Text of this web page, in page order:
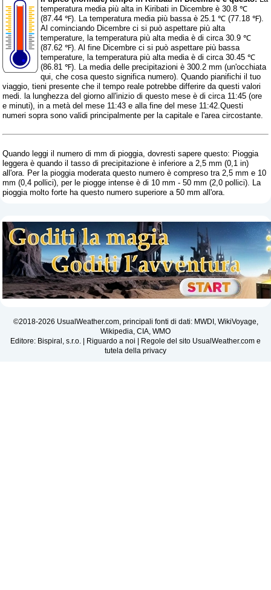
temperatura media più alta in Kiribati in Dicembre è 30.8 ℃
(87.44 ℉). La temperatura media più bassa è 25.1 ℃ (77.18 ℉).
Al cominciando Dicembre ci si può aspettare più alta
temperature, la temperatura più alta media è di circa 30.9 ℃
(87.62 ℉). Al fine Dicembre ci si può aspettare più bassa
temperature, la temperatura più alta media è di circa 30.45 ℃
(86.81 ℉). La media delle precipitazioni è 300.2 mm (un'occhiata
qui, che cosa questo significa numero). Quando pianifichi il tuo
viaggio, tieni presente che il tempo reale potrebbe differire da questi valori
medi. la lunghezza del giorno all'inizio di questo mese è di circa 11:45 (ore
e minuti), in a metà del mese 11:43 e alla fine del mese 11:42.Questi
numeri sopra sono validi principalmente per la capitale e l'area circostante.
Quando leggi il numero di mm di pioggia, dovresti sapere questo: Pioggia
leggera è quando il tasso di precipitazione è inferiore a 2,5 mm (0,1 in)
all'ora. Per la pioggia moderata questo numero è compreso tra 2,5 mm e 10
mm (0,4 pollici), per le piogge intense è di 10 mm - 50 mm (2,0 pollici). La
pioggia molto forte ha questo numero superiore a 50 mm all'ora.
©2018-2026 UsualWeather.com, principali fonti di dati: MWDI, WikiVoyage,
Wikipedia, CIA, WMO
Editore: Bispiral, s.r.o. | Riguardo a noi | Regole del sito UsualWeather.com e
tutela della privacy